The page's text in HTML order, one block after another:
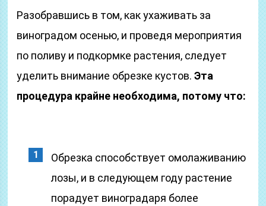
Разобравшись в том, как ухаживать за
виноградом осенью, и проведя мероприятия
по поливу и подкормке растения, следует
уделить внимание обрезке кустов.Эта
процедура крайне необходима, потому что:
Обрезка способствует омолаживанию
лозы, и в следующем году растение
порадует виноградаря более